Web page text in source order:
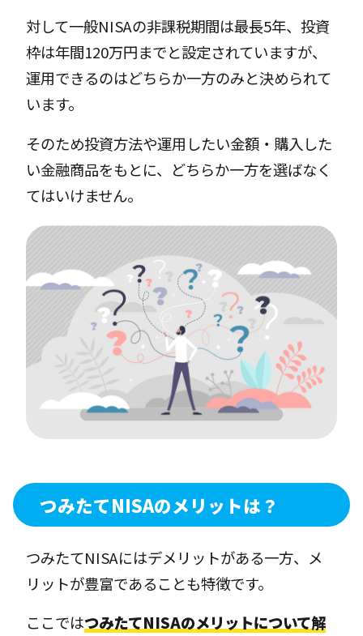
対して一般NISAの非課税期間は最長5年、投資
枠は年間120万円までと設定されていますが、
運用できるのはどちらか一方のみと決められて
います。
そのため投資方法や運用したい金額・購入した
い金融商品をもとに、どちらか一方を選ばなく
てはいけません。
つみたてNISAのメリットは？
つみたてNISAにはデメリットがある一方、メ
リットが豊富であることも特徴です。
ここではつみたてNISAのメリットについて解